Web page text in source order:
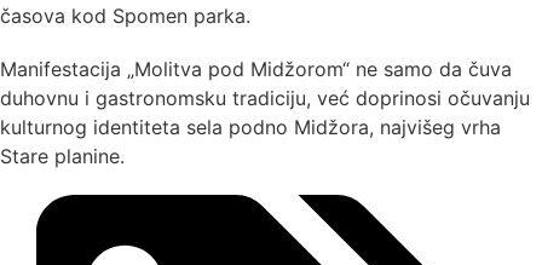
časova kod Spomen parka.
Manifestacija „Molitva pod Midžorom“ ne samo da čuva
duhovnu i gastronomsku tradiciju, već doprinosi očuvanju
kulturnog identiteta sela podno Midžora, najvišeg vrha
Stare planine.